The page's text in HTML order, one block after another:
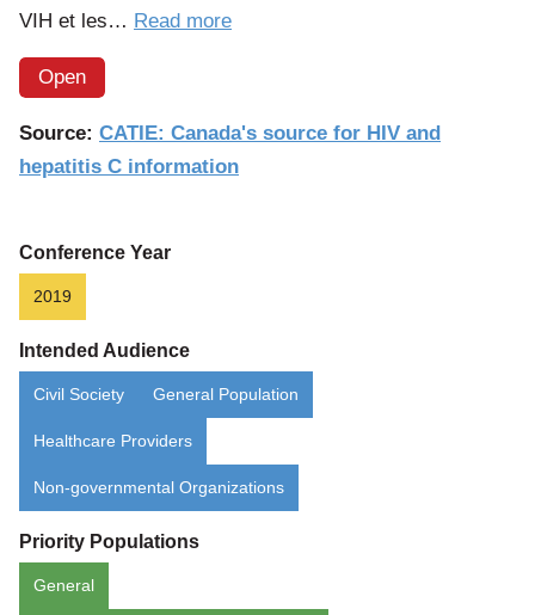
VIH et les… Read moreof
Open
Source: CATIE: Canada's source for HIV and
hepatitis C information
Conference Year
2019
Intended Audience
Civil Society General Population
Healthcare Providers
Non-governmental Organizations
Priority Populations
General